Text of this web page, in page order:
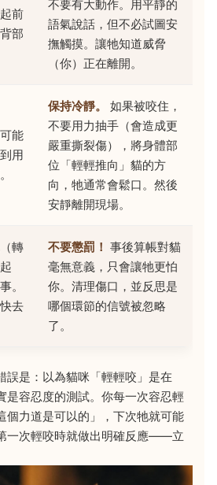
前
部
不要有大動作。用平靜的
語氣說話，但不必試圖安
撫觸摸。讓牠知道威脅
（你）正在離開。
能
用
保持冷靜。
如果被咬住，
不要用力抽手（會造成更
嚴重撕裂傷），將身體部
位「輕輕推向」貓的方
向，牠通常會鬆口。然後
安靜離開現場。
轉
。
去
不要懲罰！ 事後算帳對貓
毫無意義，只會讓牠更怕
你。清理傷口，並反思是
哪個環節的信號被忽略
了。
誤是：以為貓咪「輕輕咬」是在
是容忍度的測試。你每一次容忍輕
個力道是可以的」，下次牠就可能
一次輕咬時就做出明確反應——立